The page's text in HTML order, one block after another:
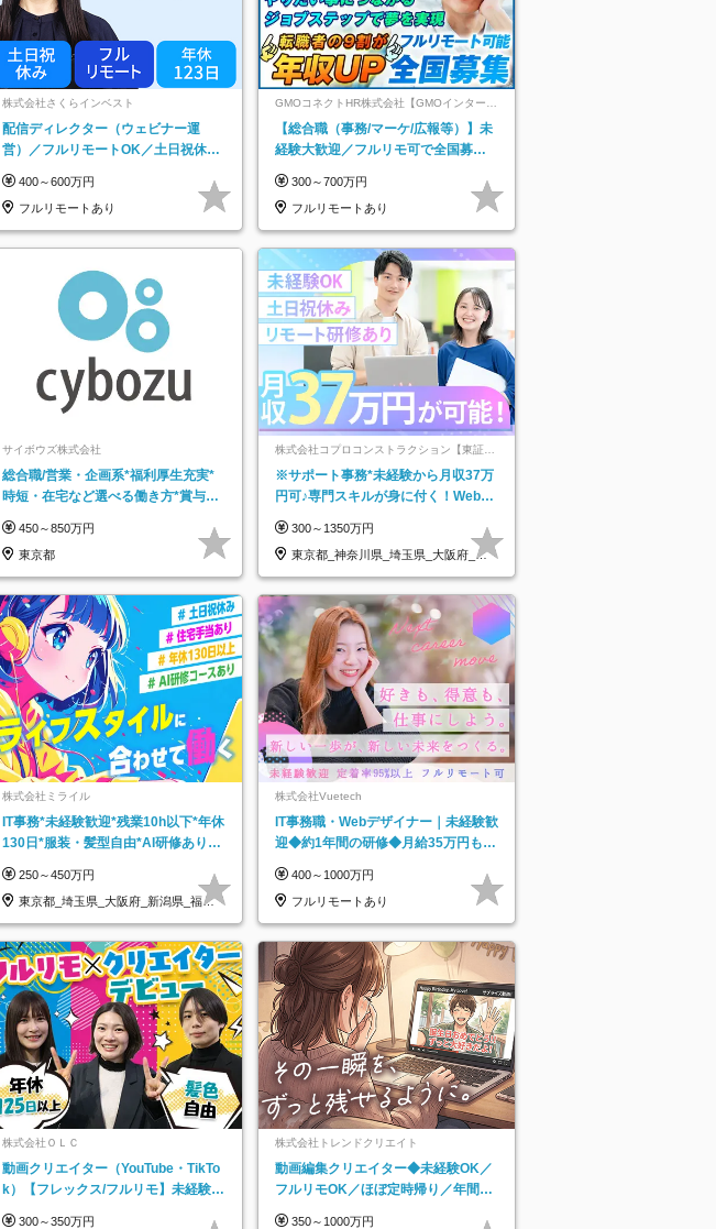
株式会社さくらインベスト
配信ディレクター（ウェビナー運
営）／フルリモートOK／土日祝休み
400～600万円
フルリモートあり
GMOコネクトHR株式会社【GMOインターネ
ットグループ】
【総合職（事務/マーケ/広報等）】未
経験大歓迎／フルリモ可で全国募
★
300～700万円
フルリモートあり
サイボウズ株式会社
総合職/営業・企画系*福利厚生充実*
時短・在宅など選べる働き方*賞与年
450～850万円
東京都
株式会社コプロコンストラクション【東証プ
ライム上場コプロ・ホールディングス子会
社】
※サポート事務*未経験から月収37万
円可♪専門スキルが身に付く！Web面
300～1350万円
東京都_神奈川県_埼玉県_大阪府_愛
知県…
株式会社ミライル
IT事務*未経験歓迎*残業10h以下*年休
130日*服装・髪型自由*AI研修あり*
250～450万円
東京都_埼玉県_大阪府_新潟県_福岡
県
株式会社Vuetech
IT事務職・Webデザイナー｜未経験歓
迎◆約1年間の研修◆月給35万円も可
400～1000万円
フルリモートあり
株式会社ＯＬＣ
動画クリエイター（YouTube・TikTo
k）【フレックス/フルリモ】未経験O
300～350万円
株式会社トレンドクリエイト
動画編集クリエイター◆未経験OK／
フルリモOK／ほぼ定時帰り／年間休
350～1000万円